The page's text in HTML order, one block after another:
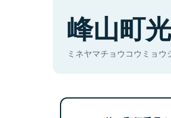
峰山町
ミネヤマチョウコウミョウ